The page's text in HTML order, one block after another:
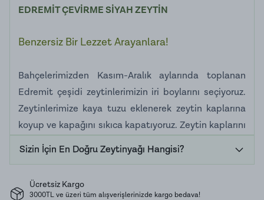
EDREMİT ÇEVİRME SİYAH ZEYTİN
Benzersiz Bir Lezzet Arayanlara!
Bahçelerimizden Kasım-Aralık aylarında toplanan
Edremit çeşidi zeytinlerimizin iri boylarını seçiyoruz.
Zeytinlerimize kaya tuzu eklenerek zeytin kaplarına
koyup ve kapağını sıkıca kapatıyoruz. Zeytin kaplarını
2-3 günde bir çevirerek, olgunlaşmaya bırakıyoruz. El
emeği ile yaklaşık 6 ay süre sonunda siyah zeytinimiz
Doğal fermantasyon süresi boyunca hiçbir koruyucu
Sizin İçin En Doğru Zeytinyağı Hangisi?
Ücretsiz Kargo
3000TL ve üzeri tüm alışverişlerinizde kargo bedava!